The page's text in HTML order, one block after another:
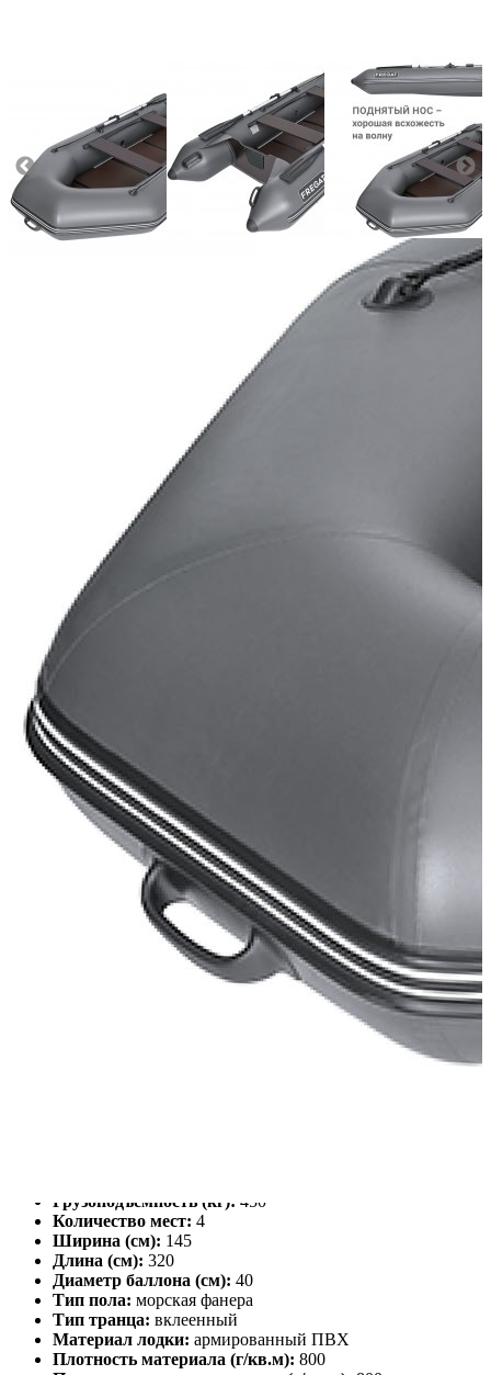
9.8
40
морская фанера
Плотность материала (г/кв.м):
Добавить к сравнению
Купить в один клик
Способы оплаты
Наличными курьеру
Квитанцией
в любом банке
Грузоподъемность (кг): 450
Количество мест: 4
Ширина (см): 145
Длина (см): 320
Диаметр баллона (см): 40
Тип пола: морская фанера
Тип транца: вклеенный
Материал лодки: армированный ПВХ
Плотность материала (г/кв.м): 800